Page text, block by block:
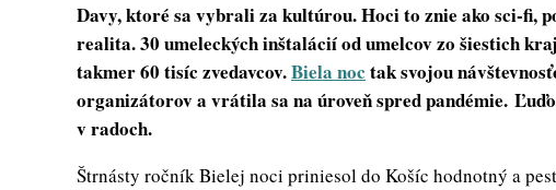
Davy, ktoré sa vybrali za kultúrou. Hoci to znie ako sci-fi,
realita. 30 umeleckých inštalácií od umelcov zo šiestich
takmer 60 tisíc zvedavcov.Biela noc tak svojou
organizátorov a vrátila sa na úroveň spred pandémie.
v radoch.
Štrnásty ročník Bielej noci priniesol do Košíc hodnotný a